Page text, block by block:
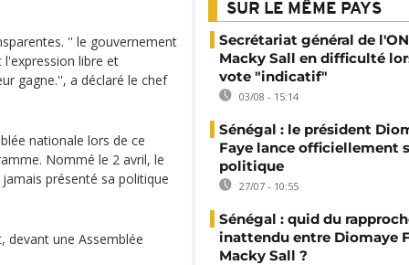
'' le gouvernement
libre et
gagne.'', a déclaré le chef
nationale lors de ce
Nommé le 2 avril, le
présenté sa politique
devant une Assemblée
SUR LE MÊME PAYS
Secrétariat général de
Macky Sall en difficulté
vote "indicatif"
03/08 - 15:14
Sénégal : le président
Faye lance officiellement
politique
27/07 - 10:55
Sénégal : quid du
inattendu entre Diomaye
Macky Sall ?